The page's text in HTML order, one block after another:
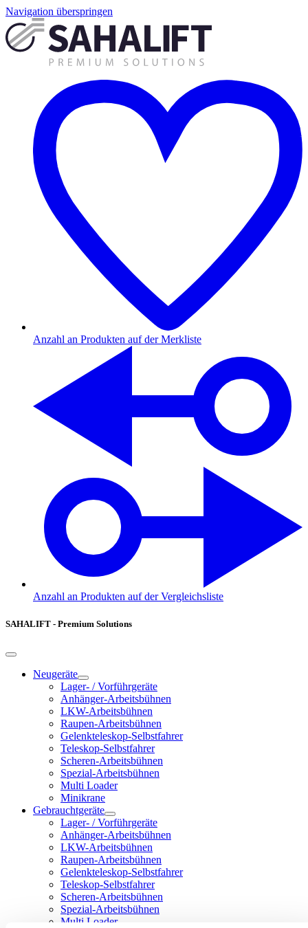
Navigation überspringen
Anzahl an Produkten auf der Merkliste
Anzahl an Produkten auf der Vergleichsliste
SAHALIFT - Premium Solutions
Neugeräte
Lager- / Vorführgeräte
Anhänger-Arbeitsbühnen
LKW-Arbeitsbühnen
Raupen-Arbeitsbühnen
Gelenkteleskop-Selbstfahrer
Teleskop-Selbstfahrer
Scheren-Arbeitsbühnen
Spezial-Arbeitsbühnen
Multi Loader
Minikrane
Gebrauchtgeräte
Lager- / Vorführgeräte
Anhänger-Arbeitsbühnen
LKW-Arbeitsbühnen
Raupen-Arbeitsbühnen
Gelenkteleskop-Selbstfahrer
Teleskop-Selbstfahrer
Scheren-Arbeitsbühnen
Spezial-Arbeitsbühnen
Multi Loader